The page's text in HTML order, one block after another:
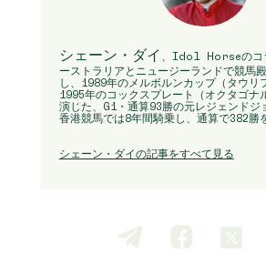
シェーン・ダイ
、Idol Horseのコ
ーストラリアとニュージーランドで競馬
し、1989年のメルボルンカップ（タウリ
1995年のコックスプレート（オクタゴナ
演じた、G1・通算93勝の元レジェンドジ
香港競馬では8年間騎乗し、通算で382勝
シェーン・ダイの記事をすべて見る